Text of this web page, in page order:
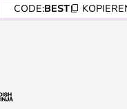
CODE:BEST